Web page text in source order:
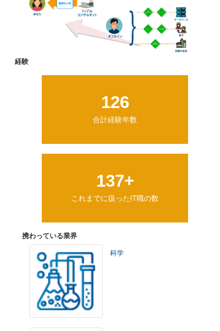
経験
126
合計経験年数
144+
これまでに扱ったIT職の数
携わっている業界
科学